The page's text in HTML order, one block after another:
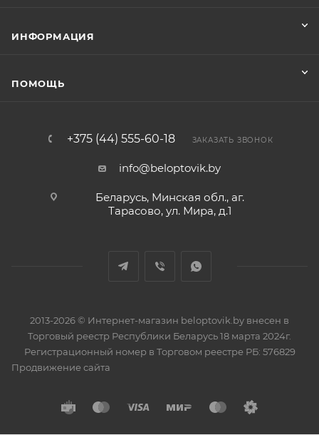
ИНФОРМАЦИЯ
ПОМОЩЬ
+375 (44) 555-60-18 ЗАКАЗАТЬ ЗВОНОК
info@beloptovik.by
Беларусь, Минская обл., аг.
Тарасово, ул. Мира, д.1
2013-2026 © Интернет-магазин beloptovik.by внесен в
Торговый реестр Республики Беларусь 18 марта 2024г.
Регистрационный номер в Торговом реестре РБ: 576829
Продвижение сайта